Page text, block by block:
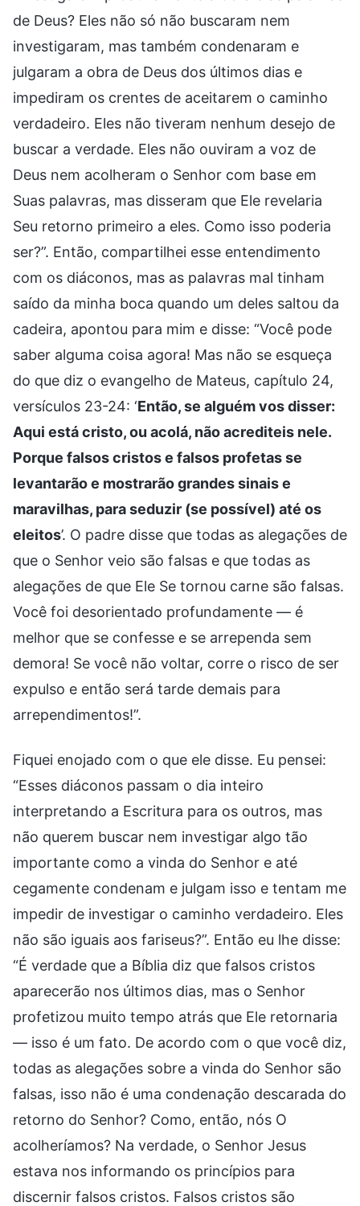
de Deus? Eles não só não buscaram nem
investigaram, mas também condenaram e
julgaram a obra de Deus dos últimos dias e
impediram os crentes de aceitarem o caminho
verdadeiro. Eles não tiveram nenhum desejo de
buscar a verdade. Eles não ouviram a voz de
Deus nem acolheram o Senhor com base em
Suas palavras, mas disseram que Ele revelaria
Seu retorno primeiro a eles. Como isso poderia
ser?”. Então, compartilhei esse entendimento
com os diáconos, mas as palavras mal tinham
saído da minha boca quando um deles saltou da
cadeira, apontou para mim e disse: “Você pode
saber alguma coisa agora! Mas não se esqueça
do que diz o evangelho de Mateus, capítulo 24,
versículos 23-24: ‘Então, se alguém vos disser:
Aqui está cristo, ou acolá, não acrediteis nele.
Porque falsos cristos e falsos profetas se
levantarão e mostrarão grandes sinais e
maravilhas, para seduzir (se possível) até os
eleitos’. O padre disse que todas as alegações de
que o Senhor veio são falsas e que todas as
alegações de que Ele Se tornou carne são falsas.
Você foi desorientado profundamente — é
melhor que se confesse e se arrependa sem
demora! Se você não voltar, corre o risco de ser
expulso e então será tarde demais para
arrependimentos!”.
Fiquei enojado com o que ele disse. Eu pensei:
“Esses diáconos passam o dia inteiro
interpretando a Escritura para os outros, mas
não querem buscar nem investigar algo tão
importante como a vinda do Senhor e até
cegamente condenam e julgam isso e tentam me
impedir de investigar o caminho verdadeiro. Eles
não são iguais aos fariseus?”. Então eu lhe disse:
“É verdade que a Bíblia diz que falsos cristos
aparecerão nos últimos dias, mas o Senhor
profetizou muito tempo atrás que Ele retornaria
— isso é um fato. De acordo com o que você diz,
todas as alegações sobre a vinda do Senhor são
falsas, isso não é uma condenação descarada do
retorno do Senhor? Como, então, nós O
acolheríamos? Na verdade, o Senhor Jesus
estava nos informando os princípios para
discernir falsos cristos. Falsos cristos são